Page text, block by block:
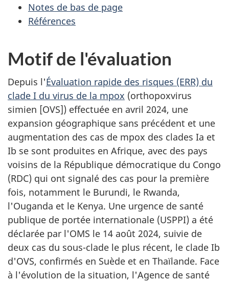
Notes de bas de page
Références
Motif de l'évaluation
Depuis l'Évaluation rapide des risques (ERR) du
clade I du virus de la mpox (orthopoxvirus
simien [OVS]) effectuée en avril 2024, une
expansion géographique sans précédent et une
augmentation des cas de mpox des clades Ia et
Ib se sont produites en Afrique, avec des pays
voisins de la République démocratique du Congo
(RDC) qui ont signalé des cas pour la première
fois, notamment le Burundi, le Rwanda,
l'Ouganda et le Kenya. Une urgence de santé
publique de portée internationale (USPPI) a été
déclarée par l'OMS le 14 août 2024, suivie de
deux cas du sous-clade le plus récent, le clade Ib
d'OVS, confirmés en Suède et en Thaïlande. Face
à l'évolution de la situation, l'Agence de santé